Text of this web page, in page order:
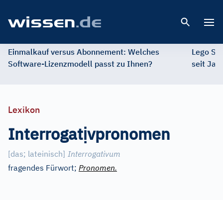
Einmalkauf versus Abonnement: Welches
Software-Lizenzmodell passt zu Ihnen?
Lego
seit
Lexikon
Interrogatịvpronomen
[das; lateinisch] Interrogativum
fragendes Fürwort; Pronomen.